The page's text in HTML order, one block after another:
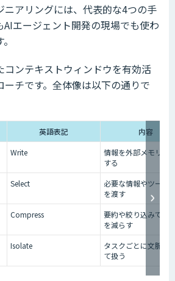
ニアリングには、代表的な4つの手
エージェント開発の現場でも使わ
コンテキストウィンドウを有効活
ーチです。全体像は以下の通りで
英語表記
内容
Write
情報を外部メモリに
する
Select
必要な情報やツール
を渡す
Compress
要約や絞り込みで情
を減らす
Isolate
タスクごとに文脈を
て扱う